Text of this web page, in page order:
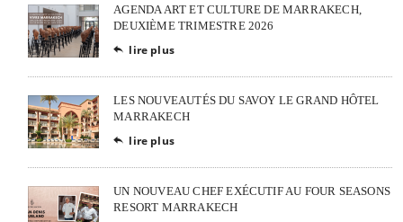
AGENDA ART ET CULTURE DE MARRAKECH,
DEUXIÈME TRIMESTRE 2026
 lire plus
LES NOUVEAUTÉS DU SAVOY LE GRAND HÔTEL
MARRAKECH
 lire plus
UN NOUVEAU CHEF EXÉCUTIF AU FOUR SEASONS
RESORT MARRAKECH